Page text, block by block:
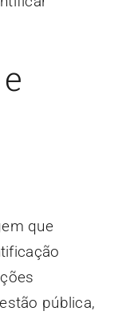
que
pública,